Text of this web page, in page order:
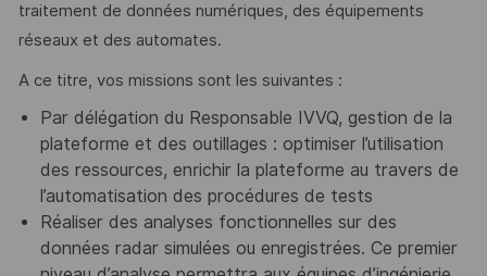
traitement de données numériques, des équipements
réseaux et des automates.
A ce titre, vos missions sont les suivantes :
Par délégation du Responsable IVVQ, gestion de la
plateforme et des outillages : optimiser l’utilisation
des ressources, enrichir la plateforme au travers de
l’automatisation des procédures de tests
Réaliser des analyses fonctionnelles sur des
données radar simulées ou enregistrées. Ce premier